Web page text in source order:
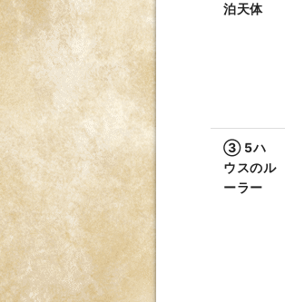
泊天体
③ 5ハ
ウスのル
ーラー